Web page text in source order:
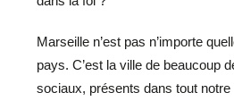
Marseille n’est pas n’importe
pays. C’est la ville de beaucoup
sociaux, présents dans tout